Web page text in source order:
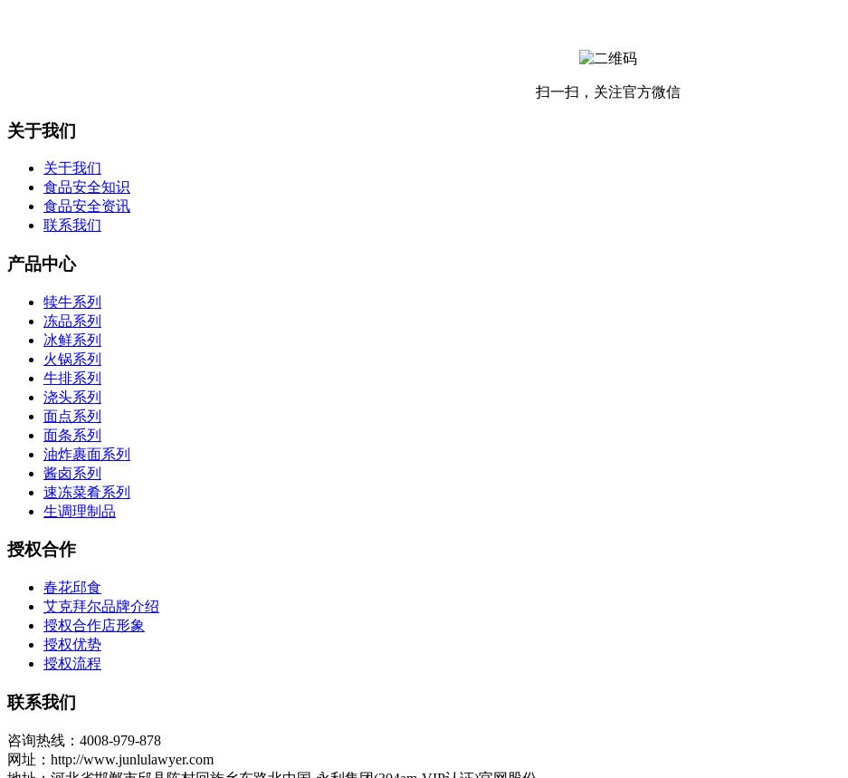
扫一扫，关注官方微信
关于我们
关于我们
食品安全知识
食品安全资讯
联系我们
产品中心
犊牛系列
冻品系列
冰鲜系列
火锅系列
牛排系列
浇头系列
面点系列
面条系列
油炸裹面系列
酱卤系列
速冻菜肴系列
生调理制品
授权合作
春花邱食
艾克拜尔品牌介绍
授权合作店形象
授权优势
授权流程
联系我们
咨询热线：4008-979-878
网址：http://www.junlulawyer.com